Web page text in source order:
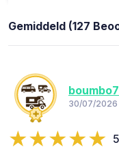
Gemiddeld (127
30/07/2026